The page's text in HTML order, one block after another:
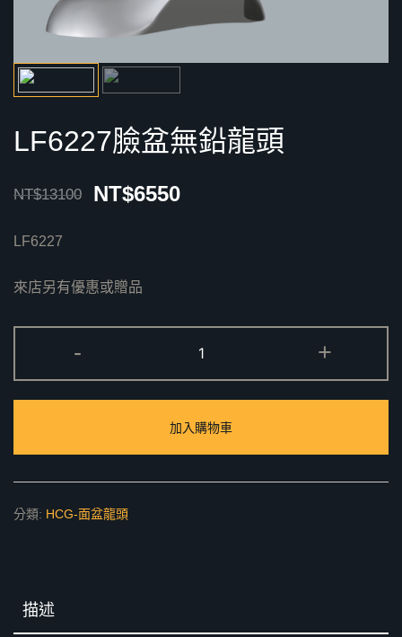
LF6227臉盆無鉛龍頭
NT$13100 NT$6550
LF6227
來店另有優惠或贈品
-
臉
盆
鉛
龍
頭
+
加入購物車
分類: HCG-面盆龍頭
描述